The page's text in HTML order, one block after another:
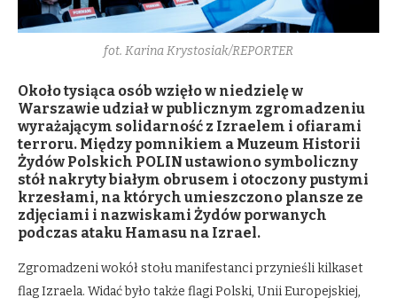
fot. Karina Krystosiak/REPORTER
Około tysiąca osób wzięło w niedzielę w
Warszawie udział w publicznym zgromadzeniu
wyrażającym solidarność z Izraelem i ofiarami
terroru. Między pomnikiem a Muzeum Historii
Żydów Polskich POLIN ustawiono symboliczny
stół nakryty białym obrusem i otoczony pustymi
krzesłami, na których umieszczono plansze ze
zdjęciami i nazwiskami Żydów porwanych
podczas ataku Hamasu na Izrael.
Zgromadzeni wokół stołu manifestanci przynieśli kilkaset
flag Izraela. Widać było także flagi Polski, Unii Europejskiej,